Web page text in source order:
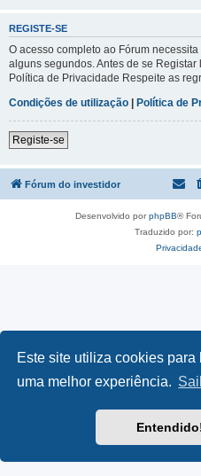
Este site utiliza cookies
uma melhor experiência.
REGISTE-SE
O acesso completo ao Fórum
alguns segundos. Antes de se
Política de Privacidade Respeite as
Condições de utilização | Política de
Registe-se
Fórum do investidor
Desenvolvido porphpBB®
Traduzido por: